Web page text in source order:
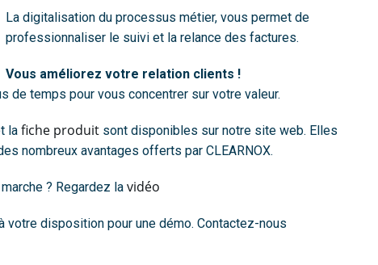
La digitalisation du processus métier, vous permet de
professionnaliser le suivi et la relance des factures.
Vous améliorez votre relation clients !
de temps pour vous concentrer sur votre valeur.
la fiche produit sont disponibles sur notre site web. Elles
nombreux avantages offerts par CLEARNOX.
? Regardez la vidéo
votre disposition pour une démo. Contactez-nous